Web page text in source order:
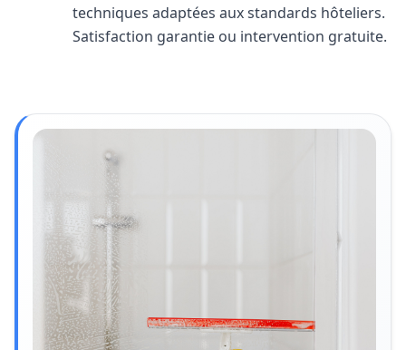
techniques adaptées aux standards hôteliers.
Satisfaction garantie ou intervention gratuite.